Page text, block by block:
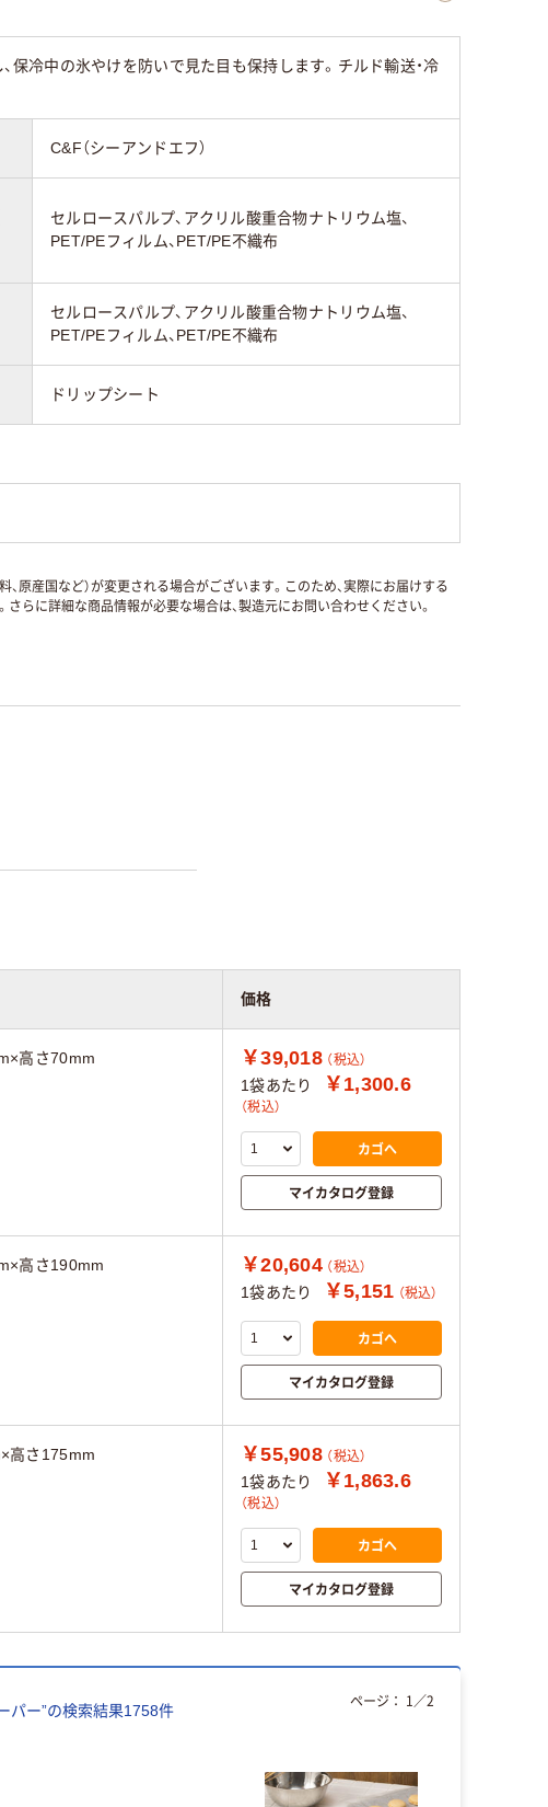
保冷中の氷やけを防いで見た目も保持します。チルド輸送・冷
C&F（シーアンドエフ）
セルロースパルプ、アクリル酸重合物ナトリウム塩、
PET/PEフィルム、PET/PE不織布
セルロースパルプ、アクリル酸重合物ナトリウム塩、
PET/PEフィルム、PET/PE不織布
ドリップシート
原産国など）が変更される場合がございます。このため、実際にお届けする
らに詳細な商品情報が必要な場合は、製造元にお問い合わせください。
価格
高さ70mm ￥39,018 （税込）
1袋あたり ￥1,300.6
（税込）
カゴへ
マイカタログ登録
高さ190mm ￥20,604 （税込）
1袋あたり ￥5,151 （税込）
カゴへ
マイカタログ登録
高さ175mm ￥55,908 （税込）
1袋あたり ￥1,863.6
（税込）
カゴへ
マイカタログ登録
パー”の検索結果1758件
ページ： 1／2